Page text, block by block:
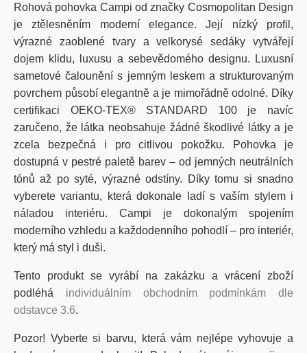
Rohová pohovka Campi od značky Cosmopolitan Design
je ztělesněním moderní elegance. Její nízký profil,
výrazné zaoblené tvary avelkorysé sedáky vytvářejí
dojem klidu, luxusu a sebevědomého designu.
Luxusní
sametové čalounění s jemným leskem a strukturovaným
povrchem působí elegantně a je mimořádně odolné. Díky
certifikaci OEKO-TEX® STANDARD 100 je navíc
zaručeno, že látka neobsahuje žádné škodlivé látky a je
zcela bezpečná i pro citlivou pokožku.
Pohovka je
dostupná v pestré paletě barev – od jemných neutrálních
tónů až po syté, výrazné odstíny.
Díky tomu si snadno
vyberete variantu, která dokonale ladí s vaším stylem i
náladou interiéru.
Campi je dokonalým spojením
moderního vzhledu a každodenního pohodlí – pro interiér,
který má styl i duši.
Tento produkt se vyrábí na zakázku a vrácení zboží
podléhá individuálním obchodním podmínkám dle
odstavce 3.6.
Pozor! Vyberte si barvu, která vám nejlépe vyhovuje a